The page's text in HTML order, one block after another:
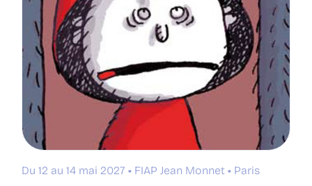
Du 12 au 14 mai 2027 FIAP Jean Monnet Paris